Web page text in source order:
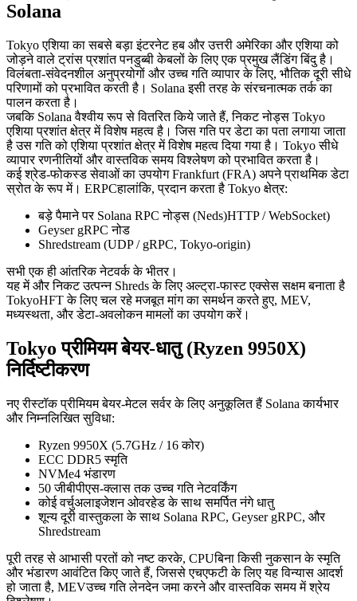
Solana
Tokyo एशिया का सबसे बड़ा इंटरनेट हब और उत्तरी अमेरिका और एशिया को
जोड़ने वाले ट्रांस प्रशांत पनडुब्बी केबलों के लिए एक प्रमुख लैंडिंग बिंदु है।
विलंबता-संवेदनशील अनुप्रयोगों और उच्च गति व्यापार के लिए, भौतिक दूरी सीधे
परिणामों को प्रभावित करती है। Solana इसी तरह के संरचनात्मक तर्क का
पालन करता है।
जबकि Solana वैश्वीय रूप से वितरित किये जाते हैं, निकट नोड्स Tokyo
एशिया प्रशांत क्षेत्र में विशेष महत्व है। जिस गति पर डेटा का पता लगाया जाता
है उस गति को एशिया प्रशांत क्षेत्र में विशेष महत्व दिया गया है। Tokyo सीधे
व्यापार रणनीतियों और वास्तविक समय विश्लेषण को प्रभावित करता है।
कई श्रेड-फोकस्ड सेवाओं का उपयोग Frankfurt (FRA) अपने प्राथमिक डेटा
स्रोत के रूप में। ERPCहालांकि, प्रदान करता है Tokyo क्षेत्र:
बड़े पैमाने पर Solana RPC नोड्स (Neds)HTTP / WebSocket)
Geyser gRPC नोड
Shredstream (UDP / gRPC, Tokyo-origin)
सभी एक ही आंतरिक नेटवर्क के भीतर।
यह में और निकट उत्पन्न Shreds के लिए अल्ट्रा-फास्ट एक्सेस सक्षम बनाता है
TokyoHFT के लिए चल रहे मजबूत मांग का समर्थन करते हुए, MEV,
मध्यस्थता, और डेटा-अवलोकन मामलों का उपयोग करें।
Tokyo प्रीमियम बेयर-धातु (Ryzen 9950X)
निर्दिष्टीकरण
नए रीस्टॉक प्रीमियम बेयर-मेटल सर्वर के लिए अनुकूलित हैं Solana कार्यभार
और निम्नलिखित सुविधा:
Ryzen 9950X (5.7GHz / 16 कोर)
ECC DDR5 स्मृति
NVMe4 भंडारण
50 जीबीपीएस-क्लास तक उच्च गति नेटवर्किंग
कोई वर्चुअलाइजेशन ओवरहेड के साथ समर्पित नंगे धातु
शून्य दूरी वास्तुकला के साथ Solana RPC, Geyser gRPC, और
Shredstream
पूरी तरह से आभासी परतों को नष्ट करके, CPUबिना किसी नुकसान के स्मृति
और भंडारण आवंटित किए जाते हैं, जिससे एचएफटी के लिए यह विन्यास आदर्श
हो जाता है, MEVउच्च गति लेनदेन जमा करने और वास्तविक समय में श्रेय